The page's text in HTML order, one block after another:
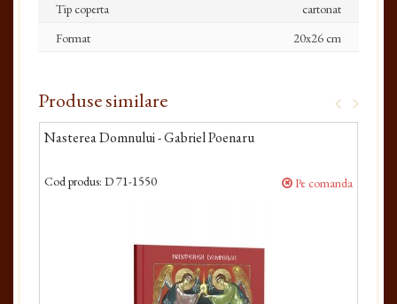
Tip coperta
cartonat
Format
20x26 cm
Produse similare
Nasterea Domnului - Gabriel Poenaru
Cod produs: D 71-1550 Pe comanda